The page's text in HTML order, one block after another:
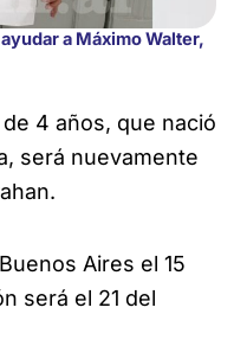
a Máximo Walter,
4 años, que nació
será nuevamente
Aires el 15
será el 21 del